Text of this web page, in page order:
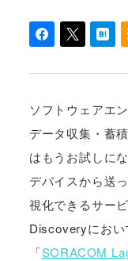
ソフトウェアエ
データ収集・蓄
はもうお試しに
デバイスから送
視化できるサー
Discoveryにおい
「SORACOM